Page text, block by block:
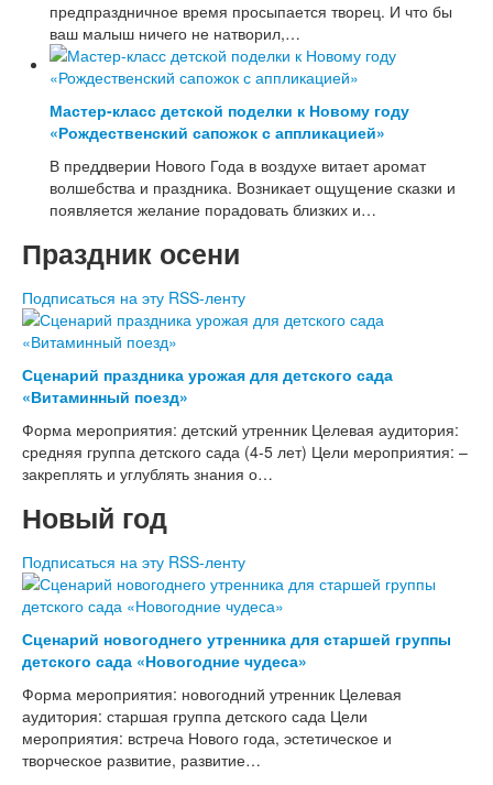
предпраздничное время просыпается творец. И что бы
ваш малыш ничего не натворил,…
Мастер-класс детской поделки к Новому году
«Рождественский сапожок с аппликацией»
В преддверии Нового Года в воздухе витает аромат
волшебства и праздника. Возникает ощущение сказки и
появляется желание порадовать близких и…
Праздник осени
Подписаться на эту RSS-ленту
Сценарий праздника урожая для детского сада
«Витаминный поезд»
Форма мероприятия: детский утренник Целевая аудитория:
средняя группа детского сада (4-5 лет) Цели мероприятия: –
закреплять и углублять знания о…
Новый год
Подписаться на эту RSS-ленту
Сценарий новогоднего утренника для старшей группы
детского сада «Новогодние чудеса»
Форма мероприятия: новогодний утренник Целевая
аудитория: старшая группа детского сада Цели
мероприятия: встреча Нового года, эстетическое и
творческое развитие, развитие…